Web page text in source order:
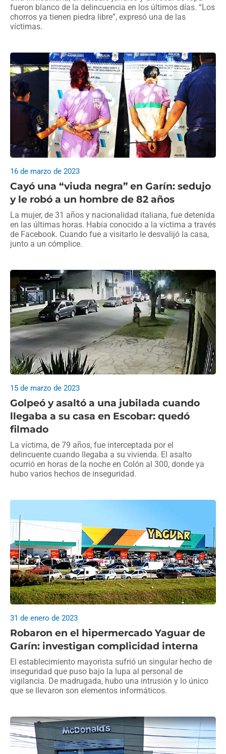
fueron blanco de la delincuencia en los últimos días. “Los
chorros ya tienen piedra libre”, expresó una de las
víctimas.
Cayó una “viuda negra” en Garín: sedujo
y le robó a un hombre de 82 años
16 de marzo de 2023
La mujer, de 31 años y nacionalidad italiana, fue detenida
en las últimas horas. Había conocido a la víctima a través
de Facebook. Cuando fue a visitarlo le desvalijó la casa,
junto a un cómplice.
Golpeó y asaltó a una jubilada cuando
llegaba a su casa en Escobar: quedó
filmado
15 de marzo de 2023
La víctima, de 79 años, fue interceptada por el
delincuente cuando llegaba a su vivienda. El asalto
ocurrió en horas de la noche en Colón al 300, donde ya
hubo varios hechos de inseguridad.
Robaron en el hipermercado Yaguar de
Garín: investigan complicidad interna
31 de enero de 2023
El establecimiento mayorista sufrió un singular hecho de
inseguridad que puso bajo la lupa al personal de
vigilancia. De madrugada, hubo una intrusión y lo único
que se llevaron son elementos informáticos.